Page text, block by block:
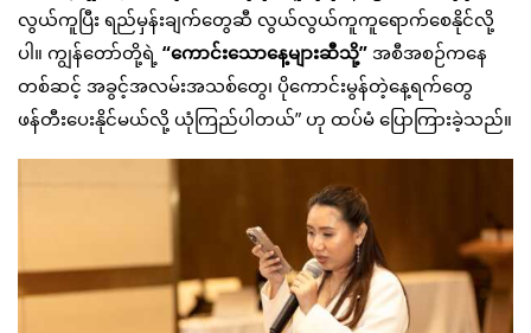
လွယ်ကူပြီး ရည်မှန်းချက်တွေဆီ လွယ်လွယ်ကူကူရောက်စေနိုင်လို့
ပါ။ ကျွန်တော်တို့ရဲ့ “ကောင်းသောနေ့များဆီသို့” အစီအစဉ်ကနေ
တစ်ဆင့် အခွင့်အလမ်းအသစ်တွေ၊ ပိုကောင်းမွန်တဲ့နေ့ရက်တွေ
ဖန်တီးပေးနိုင်မယ်လို့ ယုံကြည်ပါတယ်” ဟု ထပ်မံ ပြောကြားခဲ့သည်။